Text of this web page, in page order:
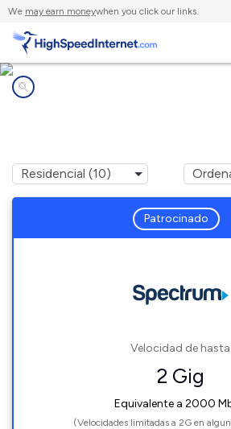
We may earn moneywhen you click our links.
Patrocinado
Velocidad de hasta
2 Gig
Equivalente a 2000
(Velocidades limitadas a 2G en